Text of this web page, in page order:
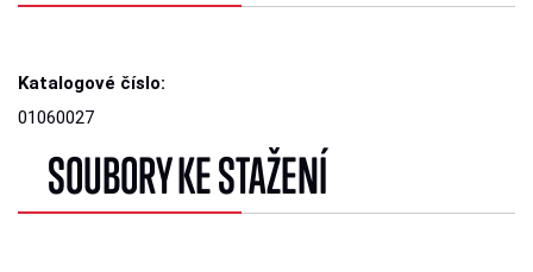
Katalogové číslo:
01060027
SOUBORY KE STAŽENÍ